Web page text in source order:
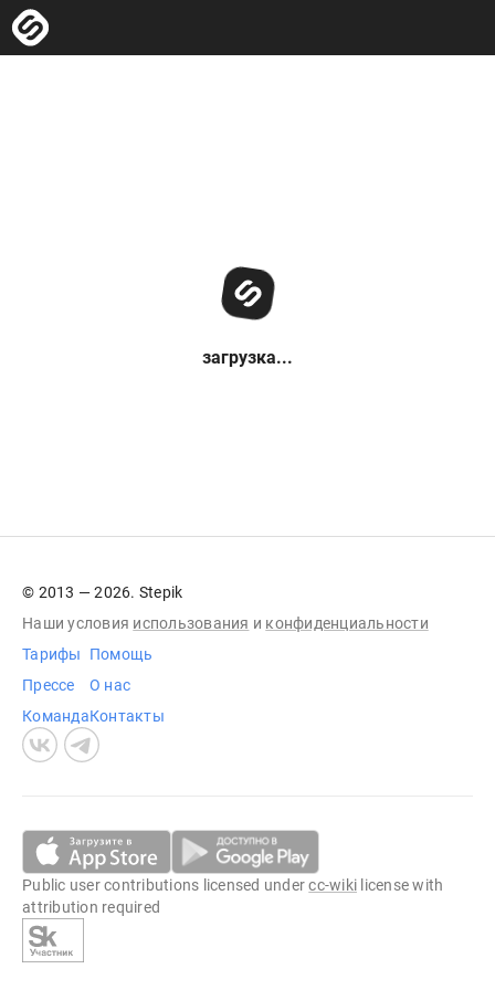
загрузка...
© 2013 — 2026. Stepik
Наши условия использования и конфиденциальности
Тарифы
Прессе
Команда
Помощь
О нас
Контакты
Public user contributions licensed undercc-wiki license with
attribution required